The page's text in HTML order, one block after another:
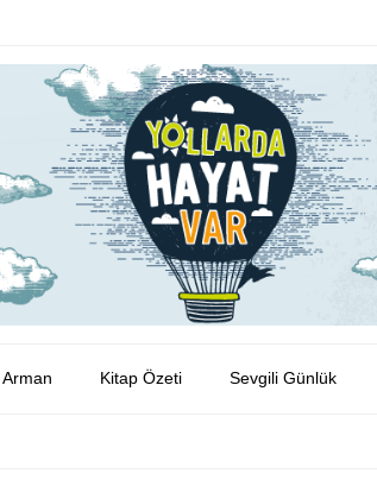
Arman Kitap Özeti Sevgili Günlük